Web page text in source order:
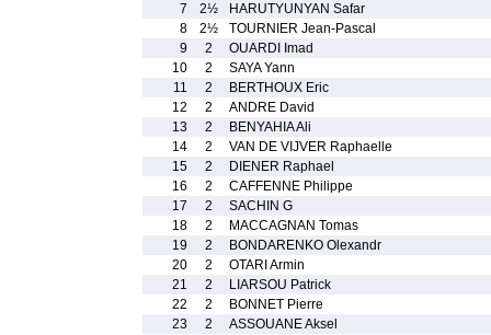
7
2½
HARUTYUNYAN Safar
8
2½
TOURNIER Jean-Pascal
9
2
OUARDI Imad
10
2
SAYA Yann
11
2
BERTHOUX Eric
12
2
ANDRE David
13
2
BENYAHIA Ali
14
2
VAN DE VIJVER Raphaelle
15
2
DIENER Raphael
16
2
CAFFENNE Philippe
17
2
SACHIN G
18
2
MACCAGNAN Tomas
19
2
BONDARENKO Olexandr
20
2
OTARI Armin
21
2
LIARSOU Patrick
22
2
BONNET Pierre
23
2
ASSOUANE Aksel